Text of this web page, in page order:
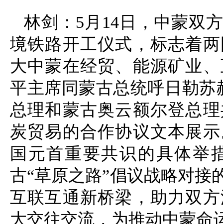
林剑：5月14日，中蒙双
境铁路开工仪式，标志着
大中蒙在经贸、能源矿业
平主席同蒙古总统呼日勒
总理和蒙古奥云额尔登总
炭贸易的合作协议文本展
国元首重要共识的具体举
古“草原之路”倡议战略对接
互联互通新桥梁，助力双
大交往交流，为推动中蒙命